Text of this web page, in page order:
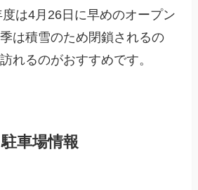
は4月26日に早めのオープン
は積雪のため閉鎖されるの
れるのがおすすめです。
車場情報